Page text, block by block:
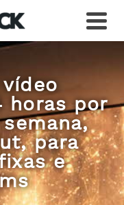
horas por
para
e